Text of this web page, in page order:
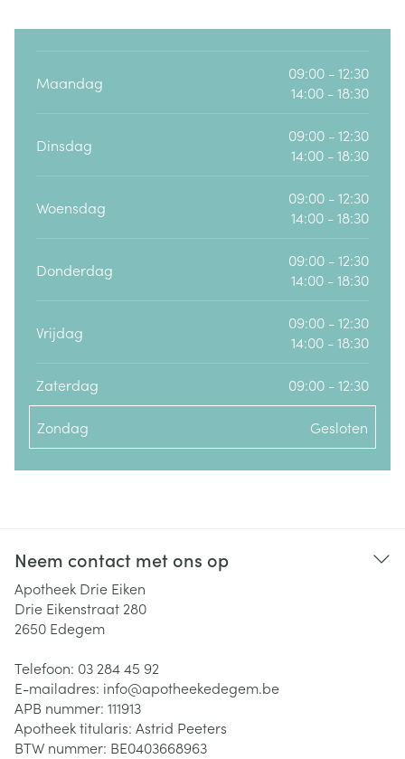
Maandag
09:00 - 12:30
14:00 - 18:30
Dinsdag
09:00 - 12:30
14:00 - 18:30
Woensdag
09:00 - 12:30
14:00 - 18:30
Donderdag
09:00 - 12:30
14:00 - 18:30
Vrijdag
09:00 - 12:30
14:00 - 18:30
Zaterdag 09:00 - 12:30
Zondag Gesloten
Neem contact met ons op
Apotheek Drie Eiken
Drie Eikenstraat 280
2650 Edegem
Telefoon: 03 284 45 92
E-mailadres: info@apotheekedegem.be
APB nummer: 111913
Apotheek titularis: Astrid Peeters
BTW nummer: BE0403668963